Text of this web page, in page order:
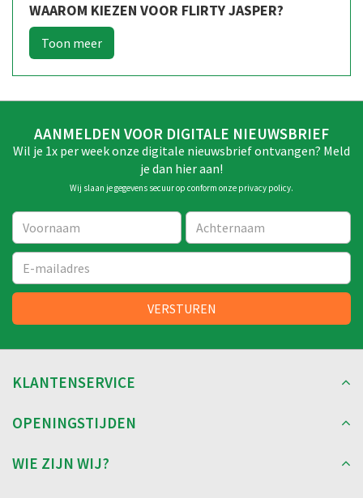
WAAROM KIEZEN VOOR FLIRTY JASPER?
AANMELDEN VOOR DIGITALE NIEUWSBRIEF
Wil je 1x per week onze digitale nieuwsbrief ontvangen? Meld
je dan hier aan!
Wij slaan je gegevens secuur op conform onze privacy policy.
KLANTENSERVICE
OPENINGSTIJDEN
WIE ZIJN WIJ?